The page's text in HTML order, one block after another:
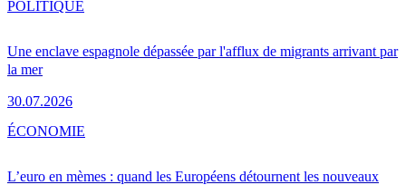
Une enclave espagnole dépassée par l'afflux de migrants arrivant par
la mer
30.07.2026
POLITIQUE
L’euro en mèmes : quand les Européens détournent les nouveaux
ÉCONOMIE